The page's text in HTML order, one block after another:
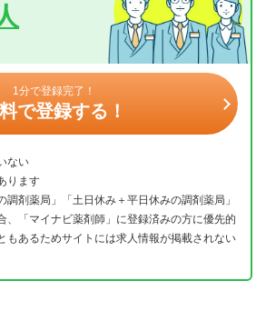
1分で登録完了！
で登録する！
ない
ります
調剤薬局」「土日休み＋平日休みの調剤薬局」
、「マイナビ薬剤師」に登録済みの方に優先的
もあるためサイトには求人情報が掲載されない